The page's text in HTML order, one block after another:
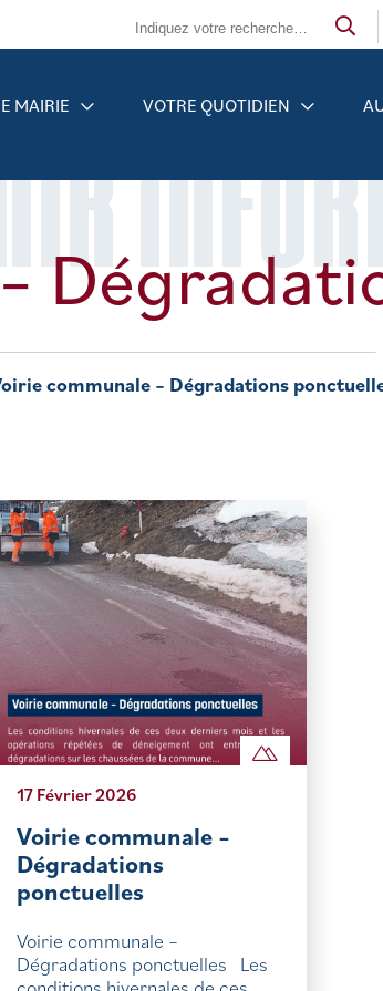
MAIRIE VOTRE QUOTIDIEN
communale – Dégradations
17 Février 2026
Voirie communale –
Dégradations
ponctuelles
Voirie communale –
Dégradations ponctuelles Les